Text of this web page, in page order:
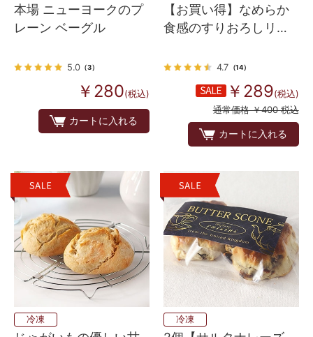
本場 ニューヨークのプ
レーン ベーグル
5.0（3）
￥280(税込)
カートに入れる
【お買い得】なめらか
食感のすりおろしリン
4.7 （14）
￥289(税込)
通常価格 ￥400 税込
カートに入れる
冷凍 冷凍